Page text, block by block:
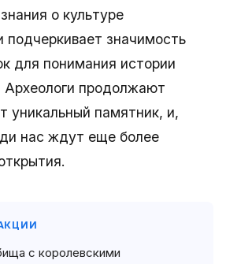
о культуре
подчеркивает значимость
для понимания истории
Археологи продолжают
уникальный памятник, и,
нас ждут еще более
с королевскими